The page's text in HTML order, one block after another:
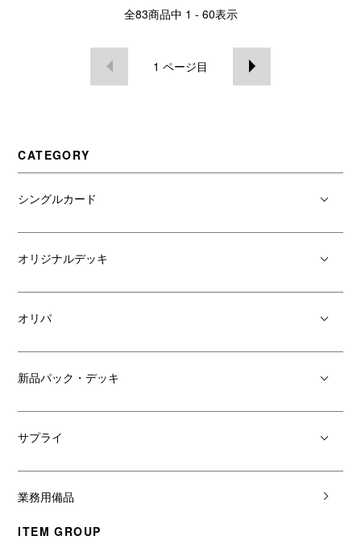
全83商品中 1 - 60表示
1 ページ目
CATEGORY
シングルカード
オリジナルデッキ
オリパ
新品パック・デッキ
サプライ
業務用備品
ITEM GROUP